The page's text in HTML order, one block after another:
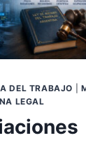
DEL TRABAJO
LEGAL